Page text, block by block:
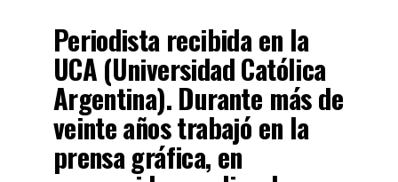
Periodista recibida en la
UCA (Universidad Católica
Argentina). Durante más de
veinte años trabajó en la
prensa gráfica, en